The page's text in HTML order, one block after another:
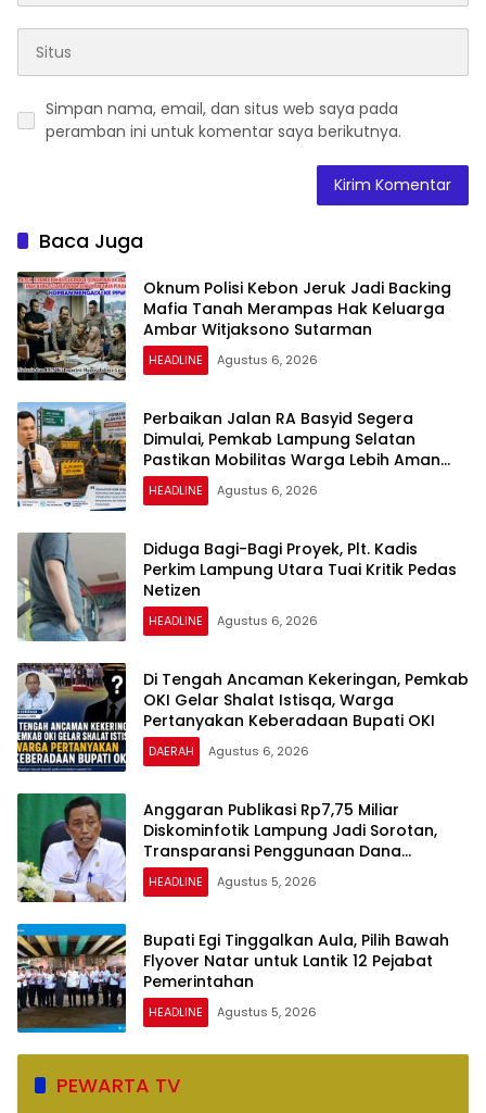
Simpan nama, email, dan situs web saya pada
peramban ini untuk komentar saya berikutnya.
Baca Juga
Oknum Polisi Kebon Jeruk Jadi Backing
Mafia Tanah Merampas Hak Keluarga
Ambar Witjaksono Sutarman
HEADLINE Agustus 6, 2026
Perbaikan Jalan RA Basyid Segera
Dimulai, Pemkab Lampung Selatan
Pastikan Mobilitas Warga Lebih Aman
dan Nyaman
HEADLINE Agustus 6, 2026
Diduga Bagi-Bagi Proyek, Plt. Kadis
Perkim Lampung Utara Tuai Kritik Pedas
Netizen
HEADLINE Agustus 6, 2026
Di Tengah Ancaman Kekeringan, Pemkab
OKI Gelar Shalat Istisqa, Warga
Pertanyakan Keberadaan Bupati OKI
DAERAH Agustus 6, 2026
Anggaran Publikasi Rp7,75 Miliar
Diskominfotik Lampung Jadi Sorotan,
Transparansi Penggunaan Dana
Dipertanyakan
HEADLINE Agustus 5, 2026
Bupati Egi Tinggalkan Aula, Pilih Bawah
Flyover Natar untuk Lantik 12 Pejabat
Pemerintahan
HEADLINE Agustus 5, 2026
PEWARTA TV